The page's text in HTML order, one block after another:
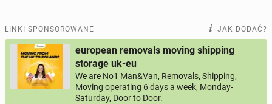
LINKI SPONSOROWANE JAK DODAĆ?
european removals moving shipping
storage uk-eu
We are No1 Man&Van, Removals, Shipping,
Moving operating 6 days a week, Monday-
Saturday, Door to Door.